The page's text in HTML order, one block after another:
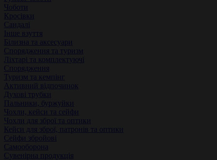
Чоботи
Кросівки
Сандалі
Інше взуття
Білизна та аксесуари
Спорядження та туризм
Ліхтарі та комплектуючі
Спорядження
Туризм та кемпінг
Активний відпочинок
Духові трубки
Пальники, буржуйки
Чохли, кейси та сейфи
Чохли для зброї та оптики
Кейси для зброї, патронів та оптики
Сейфи збройові
Самооборона
Сувенірна продукція